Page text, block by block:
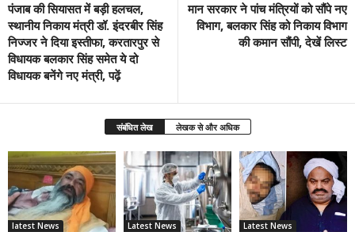
पंजाब की सियासत में बड़ी हलचल,
स्थानीय निकाय मंत्री डॉ. इंदरबीर सिंह
निज्जर ने दिया इस्तीफा, करतारपुर से
विधायक बलकार सिंह समेत ये दो
विधायक बनेंगे नए मंत्री, पढ़ें
मान सरकार ने पांच मंत्रियों को सौंपे नए
विभाग, बलकार सिंह को निकाय विभाग
की कमान सौंपी, देखें लिस्ट
संबंधित लेख लेखक से और अधिक
latest News Latest News Latest News